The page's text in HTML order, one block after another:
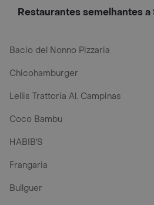
Restaurantes semelhantes a
Bacio del Nonno Pizzaria
Chicohamburger
Lellis Trattoria Al. Campinas
Coco Bambu
HABIB'S
Frangaria
Bullguer